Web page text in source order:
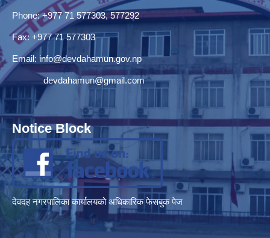
Phone: +977 71 577303, 577292
Fax: +977 71 577303
Email: info@devdahamun.gov.np
devdahamun@gmail.com
Notice Block
देवदह नगरपालिका कार्यालयको अधिकारिक फेसबुक पेज